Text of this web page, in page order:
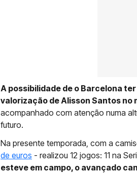
A possibilidade de o Barcelona
valorização de Alisson Santos no
acompanhado com atenção numa
futuro.
Na presente temporada, com a
de euros - realizou 12 jogos: 11 na
esteve em campo, o avançado